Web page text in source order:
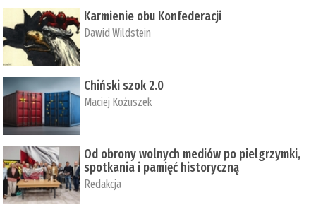
Karmienie obu Konfederacji
Dawid Wildstein
Chiński szok 2.0
Maciej Kożuszek
Od obrony wolnych mediów po pielgrzymki,
spotkania i pamięć historyczną
Redakcja